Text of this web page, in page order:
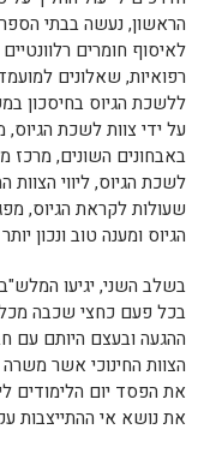
הראשון, נעשה בבתי
לאיסוף חומרים
רפואיות, שאלונים
ללשכת הגיוס בחיסכון
על ידי צוות לשכת
באבחונים השונים, מרכז
לשכת הגיוס, ליווי
שעולות לקראת הגיוס,
הגיוס ומענה טוב ונכון
בשלב השני, יגיעו
בכל פעם כחצי שכבה מכל
ההגעה ובעצם היותם עם
הצוות החינוכי אשר משרה
את הפסד יום הלימודים
את נושא אי ההתייצבות